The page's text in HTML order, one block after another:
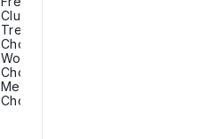
Club,
Treble
Choir,
Women's
Chorus,
Men's
Chorus.